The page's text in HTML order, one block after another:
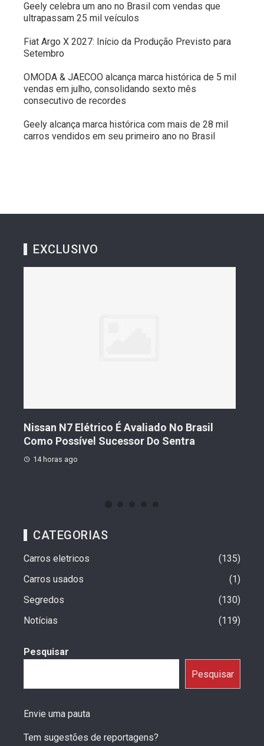
Geely celebra um ano no Brasil com vendas que
ultrapassam 25 mil veículos
Fiat Argo X 2027: Início da Produção Previsto para
Setembro
OMODA & JAECOO alcança marca histórica de 5 mil
vendas em julho, consolidando sexto mês
consecutivo de recordes
Geely alcança marca histórica com mais de 28 mil
carros vendidos em seu primeiro ano no Brasil
EXCLUSIVO
Nissan N7 Elétrico É Avaliado No Brasil
Como Possível Sucessor Do Sentra
14 horas ago
CATEGORIAS
Carros eletricos
135
Carros usados
1
Segredos
130
Notícias
119
Pesquisar
Pesquisar
Envie uma pauta
Tem sugestões de reportagens?